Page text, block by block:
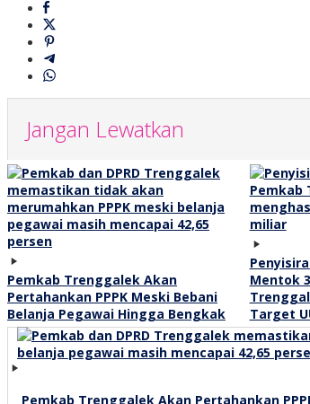
Jangan Lewatkan
Pemkab Trenggalek Akan
Pertahankan PPPK Meski Bebani
Belanja Pegawai Hingga Bengkak
Mentok
Target
Pemkab Trenggalek Akan Pertahankan